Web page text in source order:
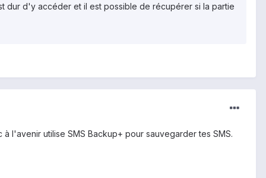
dur d'y accéder et il est possible de récupérer si la partie
l'avenir utilise SMS Backup+ pour sauvegarder tes SMS.